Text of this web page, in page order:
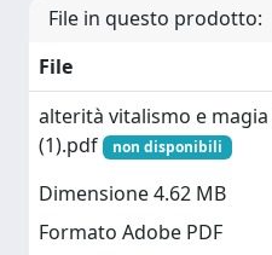
File in questo prodotto:
File
alterità vitalismo e
(1).pdf
non disponibili
Dimensione 4.62 MB
Formato Adobe PDF